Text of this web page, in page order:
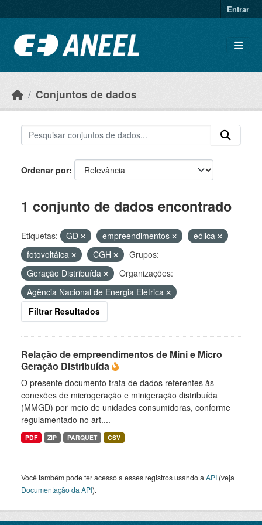
Entrar
Conjuntos de dados
Ordenar por
1 conjunto de dados encontrado
Etiquetas: GD empreendimentos
eólica
fotovoltáica
CGH
Grupos:
Geração Distribuída
Organizações:
Agência Nacional de Energia Elétrica
Filtrar Resultados
Relação de empreendimentos de Mini e Micro
Geração Distribuída
O presente documento trata de dados referentes às
conexões de microgeração e minigeração distribuída
(MMGD) por meio de unidades consumidoras, conforme
regulamentado no art....
PDF ZIP PARQUET CSV
Você também pode ter acesso a esses registros usando a API (veja
Documentação da API).